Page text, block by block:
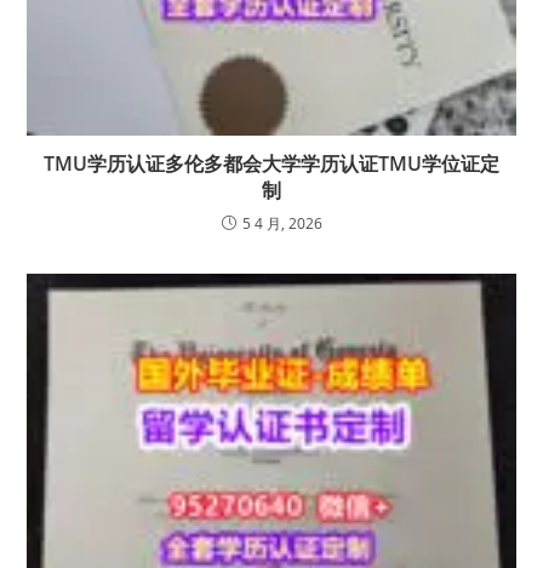
TMU学历认证多伦多都会大学学历认证TMU学位证定
制
5 4 月, 2026